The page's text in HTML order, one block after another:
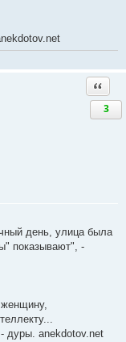
3
день, улица была
показывают", -
дуры. anekdotov.net